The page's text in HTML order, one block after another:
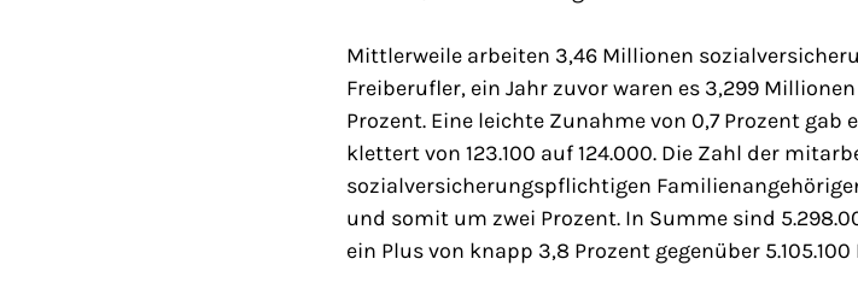
Mittlerweile arbeiten 3,46 Millionen
Freiberufler, ein Jahr zuvor waren es 3,299
Prozent. Eine leichte Zunahme von 0,7 Prozent gab
klettert von 123.100 auf 124.000. Die Zahl der
sozialversicherungspflichtigen
und somit um zwei Prozent. In Summe sind
ein Plus von knapp 3,8 Prozent gegenüber